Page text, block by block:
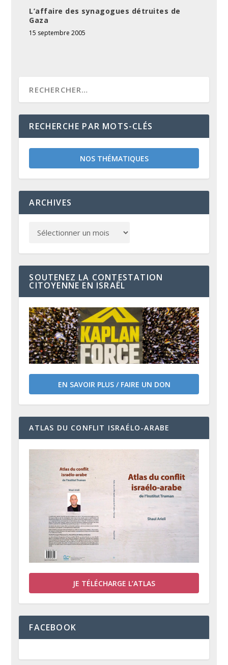
L’affaire des synagogues détruites de
Gaza
15 septembre 2005
RECHERCHE PAR MOTS-CLÉS
NOS THÉMATIQUES
ARCHIVES
SOUTENEZ LA CONTESTATION
CITOYENNE EN ISRAËL
EN SAVOIR PLUS / FAIRE UN DON
ATLAS DU CONFLIT ISRAÉLO-ARABE
JE TÉLÉCHARGE L’ATLAS
FACEBOOK